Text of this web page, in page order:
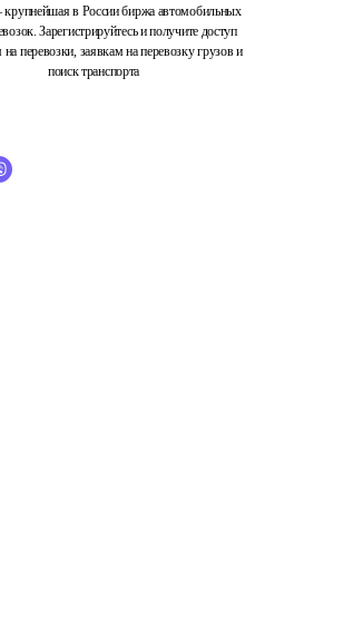
в России биржа автомобильных
Зарегистрируйтесь и получите доступ
на перевозки, заявкам на перевозку грузов и
поиск транспорта